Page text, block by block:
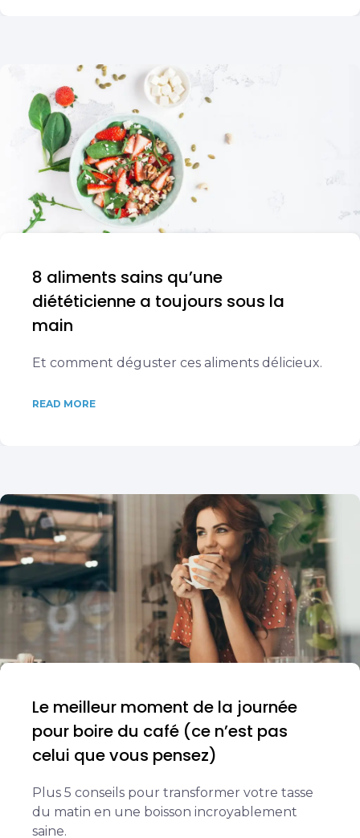
8 aliments sains qu’une
diététicienne a toujours sous la
main
Et comment déguster ces aliments délicieux.
READ MORE
Le meilleur moment de la journée
pour boire du café (ce n’est pas
celui que vous pensez)
Plus 5 conseils pour transformer votre tasse
du matin en une boisson incroyablement
saine.